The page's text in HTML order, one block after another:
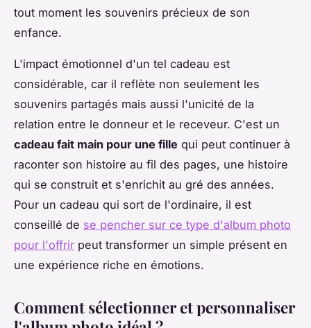
tout moment les souvenirs précieux de son
enfance.
L'impact émotionnel d'un tel cadeau est
considérable, car il reflète non seulement les
souvenirs partagés mais aussi l'unicité de la
relation entre le donneur et le receveur. C'est un
cadeau fait main pour une fille qui peut continuer à
raconter son histoire au fil des pages, une histoire
qui se construit et s'enrichit au gré des années.
Pour un cadeau qui sort de l'ordinaire, il est
conseillé de se pencher sur ce type d'album photo
pour l'offrir peut transformer un simple présent en
une expérience riche en émotions.
Comment sélectionner et personnaliser